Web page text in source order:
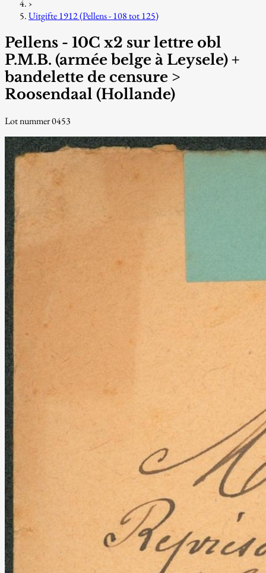
›
Uitgifte 1912 (Pellens - 108 tot 125)
Pellens - 10C x2 sur lettre obl
P.M.B. (armée belge à Leysele) +
bandelette de censure >
Roosendaal (Hollande)
Lot nummer 0453